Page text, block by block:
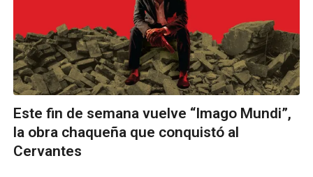
Este fin de semana vuelve “Imago Mundi”,
la obra chaqueña que conquistó al
Cervantes